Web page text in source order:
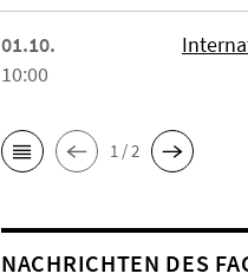
01.10.
10:00
1 / 2
NACHRICHTEN DES